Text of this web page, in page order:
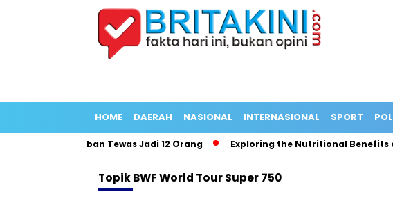
HOME DAERAH NASIONAL INTERNASIONAL SPORT
Panjang Korban Tewas Jadi 12 Orang Exploring the Nutritional Benefits of
TopikBWF World Tour Super 750